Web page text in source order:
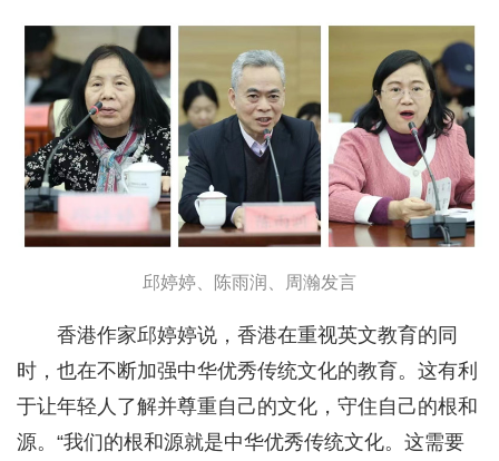
邱婷婷、陈雨润、周瀚发言
香港作家邱婷婷说，香港在重视英文教育的同
时，也在不断加强中华优秀传统文化的教育。这有利
于让年轻人了解并尊重自己的文化，守住自己的根和
源。“我们的根和源就是中华优秀传统文化。这需要